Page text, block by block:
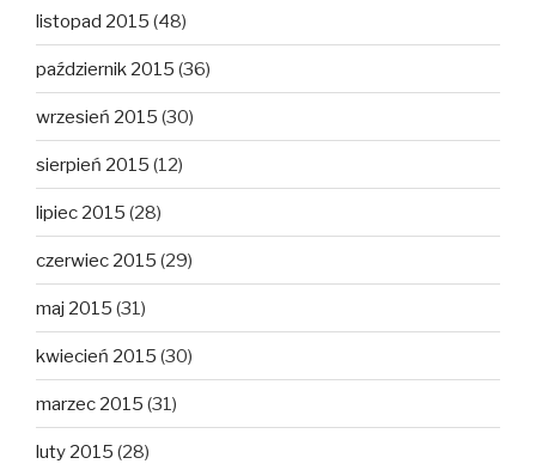
listopad 2015 (48)
październik 2015 (36)
wrzesień 2015 (30)
sierpień 2015 (12)
lipiec 2015 (28)
czerwiec 2015 (29)
maj 2015 (31)
kwiecień 2015 (30)
marzec 2015 (31)
luty 2015 (28)